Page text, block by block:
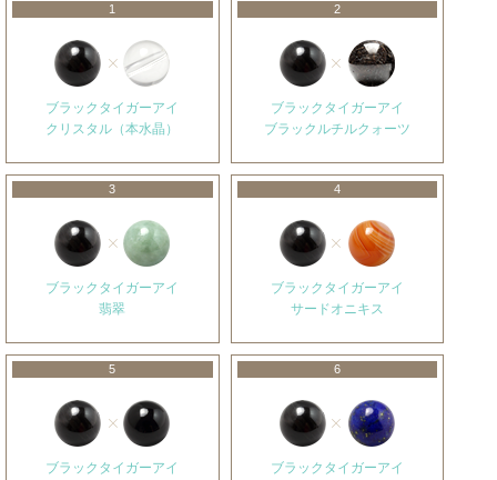
1
ブラックタイガーアイ
クリスタル（本水晶）
2
ブラックタイガーアイ
ブラックルチルクォーツ
3
ブラックタイガーアイ
翡翠
4
ブラックタイガーアイ
サードオニキス
5
ブラックタイガーアイ
6
ブラックタイガーアイ